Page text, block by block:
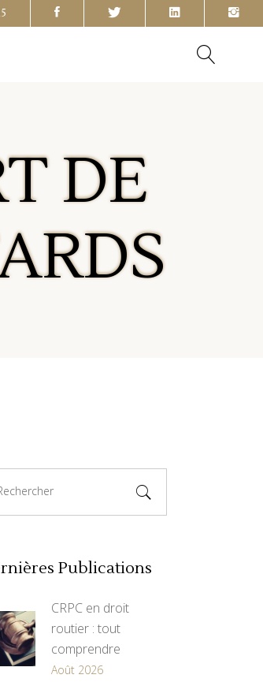
DE
Publications
CRPC en droit
routier : tout
comprendre
Août 2026